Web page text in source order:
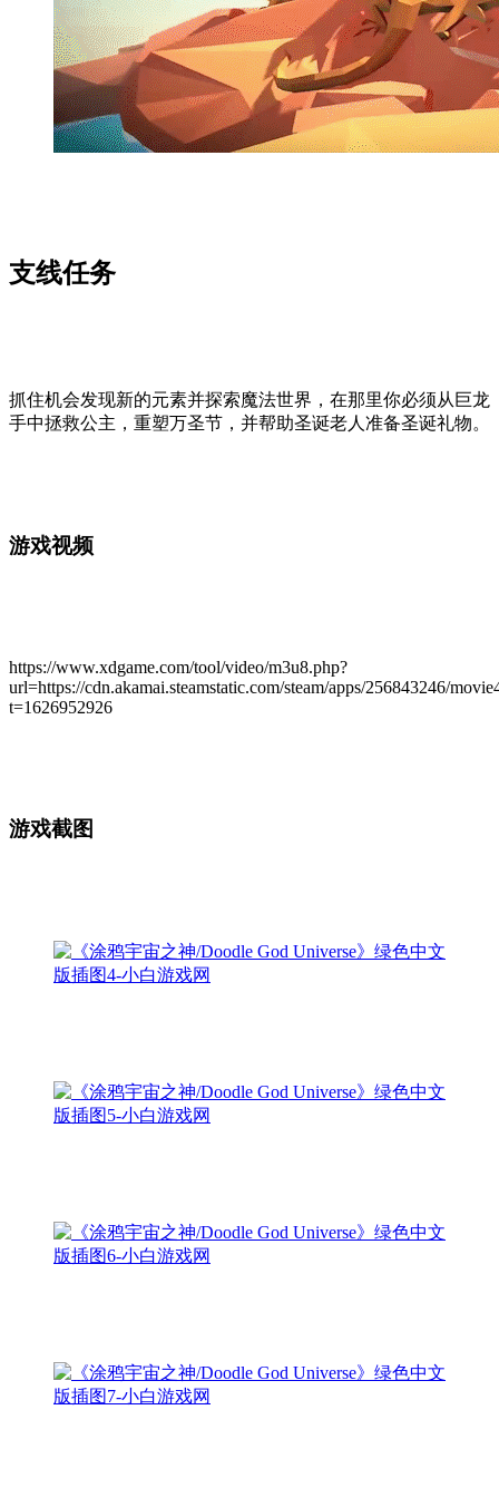
支线任务
抓住机会发现新的元素并探索魔法世界，在那里你必须从巨龙
手中拯救公主，重塑万圣节，并帮助圣诞老人准备圣诞礼物。
游戏视频
https://www.xdgame.com/tool/video/m3u8.php?
url=https://cdn.akamai.steamstatic.com/steam/apps/256843246/
t=1626952926
游戏截图